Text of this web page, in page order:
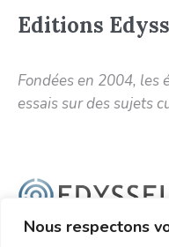
Nous respectons
Editions
Fondées en 2004, les
essais sur des sujets
11 rue du Baigneur